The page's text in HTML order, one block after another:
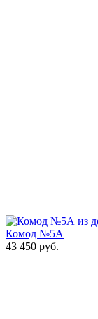
Комод №5А
43 450 руб.